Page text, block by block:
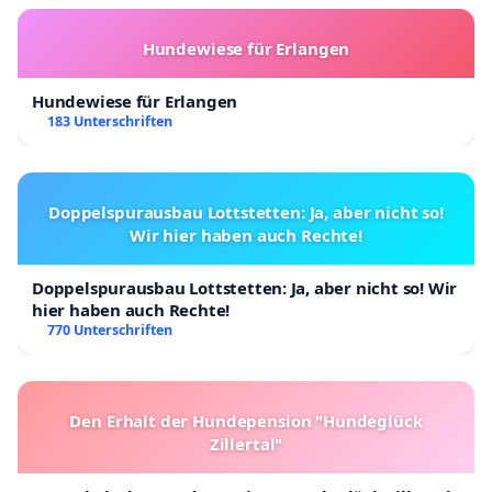
Hundewiese für Erlangen
Hundewiese für Erlangen
183 Unterschriften
Doppelspurausbau Lottstetten: Ja, aber nicht so!
Wir hier haben auch Rechte!
Doppelspurausbau Lottstetten: Ja, aber nicht so! Wir
hier haben auch Rechte!
770 Unterschriften
Den Erhalt der Hundepension "Hundeglück
Zillertal"